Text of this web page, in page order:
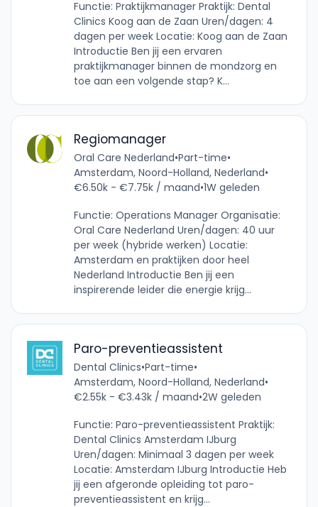
Functie: Praktijkmanager Praktijk: Dental
Clinics Koog aan de Zaan Uren/dagen: 4
dagen per week Locatie: Koog aan de Zaan
Introductie Ben jij een ervaren
praktijkmanager binnen de mondzorg en
toe aan een volgende stap? K...
Regiomanager
Oral Care Nederland•Part-time•
Amsterdam, Noord-Holland, Nederland•
€6.50k - €7.75k / maand•1W geleden
Functie: Operations Manager Organisatie:
Oral Care Nederland Uren/dagen: 40 uur
per week (hybride werken) Locatie:
Amsterdam en praktijken door heel
Nederland Introductie Ben jij een
inspirerende leider die energie krijg...
Paro-preventieassistent
Dental Clinics•Part-time•
Amsterdam, Noord-Holland, Nederland•
€2.55k - €3.43k / maand•2W geleden
Functie: Paro-preventieassistent Praktijk:
Dental Clinics Amsterdam IJburg
Uren/dagen: Minimaal 3 dagen per week
Locatie: Amsterdam IJburg Introductie Heb
jij een afgeronde opleiding tot paro-
preventieassistent en krijg...